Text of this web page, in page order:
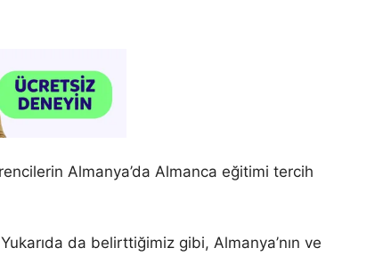
Almanya’da Almanca eğitimi tercih
da belirttiğimiz gibi, Almanya’nın ve